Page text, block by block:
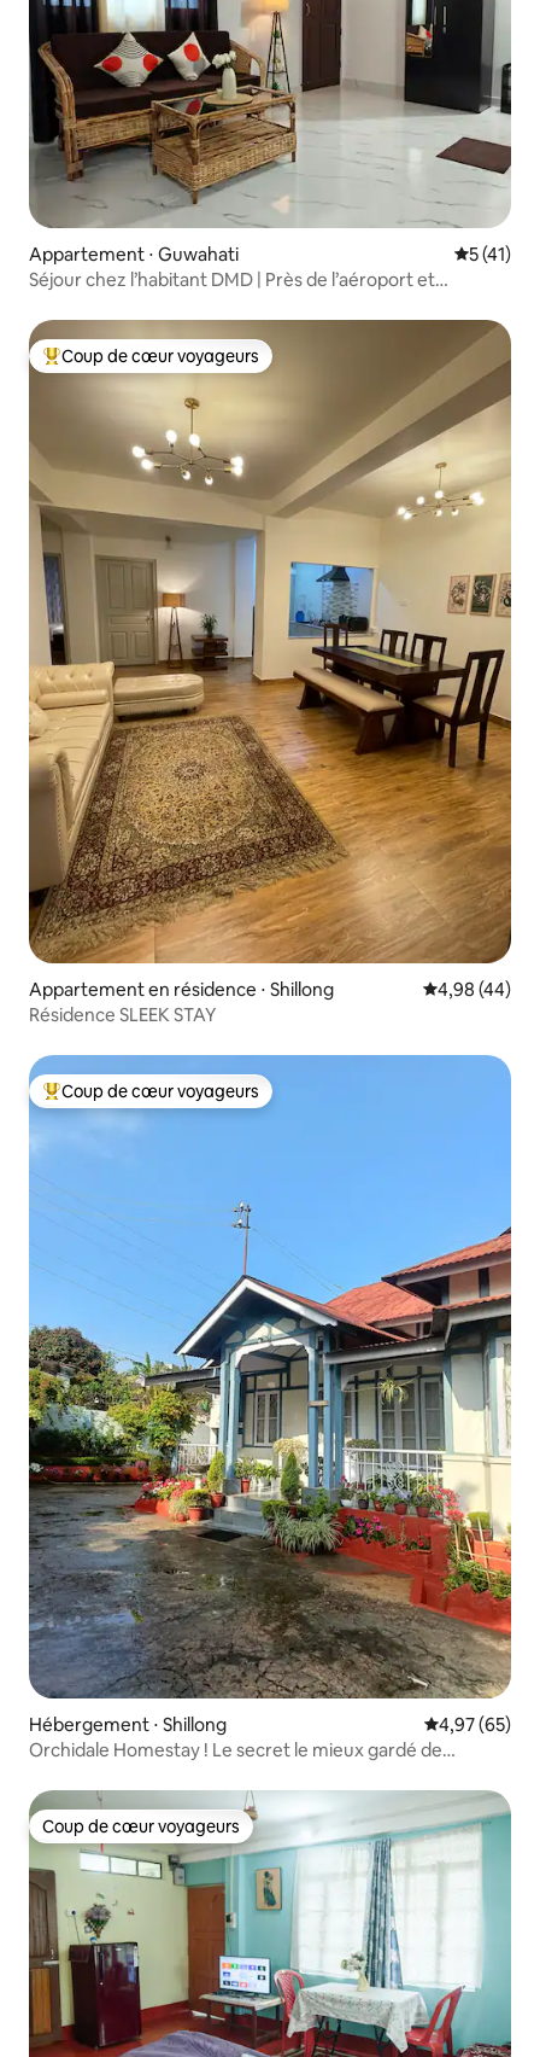
Appartement ⋅ Guwahati
5 (41)
Séjour chez l’habitant DMD | Près de l’aéroport et
Coups de cœur voyageurs les plus appréciés
Coup de cœur voyageurs
Appartement en résidence ⋅ Shillong Évaluation
4,98 (44)
Résidence SLEEK STAY
Coups de cœur voyageurs les plus appréciés
Coup de cœur voyageurs
Hébergement ⋅ Shillong Évaluation
4,97 (65)
Orchidale Homestay ! Le secret le mieux gardé de
Coup de cœur voyageurs
Coup de cœur voyageurs